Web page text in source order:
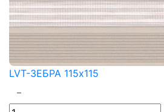
LVT-ЗЕБРА 115x115